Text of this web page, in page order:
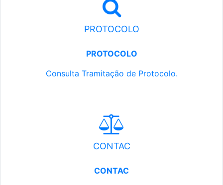
PROTOCOLO
PROTOCOLO
Consulta Tramitação de Protocolo.
CONTAC
CONTAC